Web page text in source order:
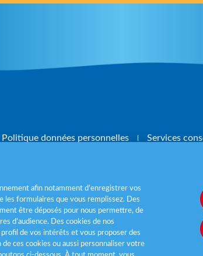
Politique données personnelles Services
5 fruits et légumes par
afin notamment d’enregistrer vos
les formulaires que vous remplissez. Des
être déposés pour nous permettre, de
d’audience. Des cookies de nos
de vos intérêts et vous proposer des
ces cookies ou aussi personnaliser votre